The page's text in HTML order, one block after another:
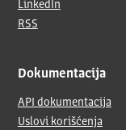
LinkedIn
RSS
Dokumentacija
API dokumentacija
Uslovi korišćenja